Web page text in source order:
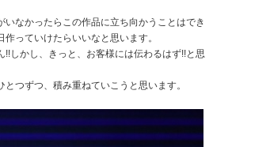
なかったらこの作品に立ち向かうことはでき
っていけたらいいなと思います。
しかし、きっと、お客様には伝わるはず!!と思
つずつ、積み重ねていこうと思います。